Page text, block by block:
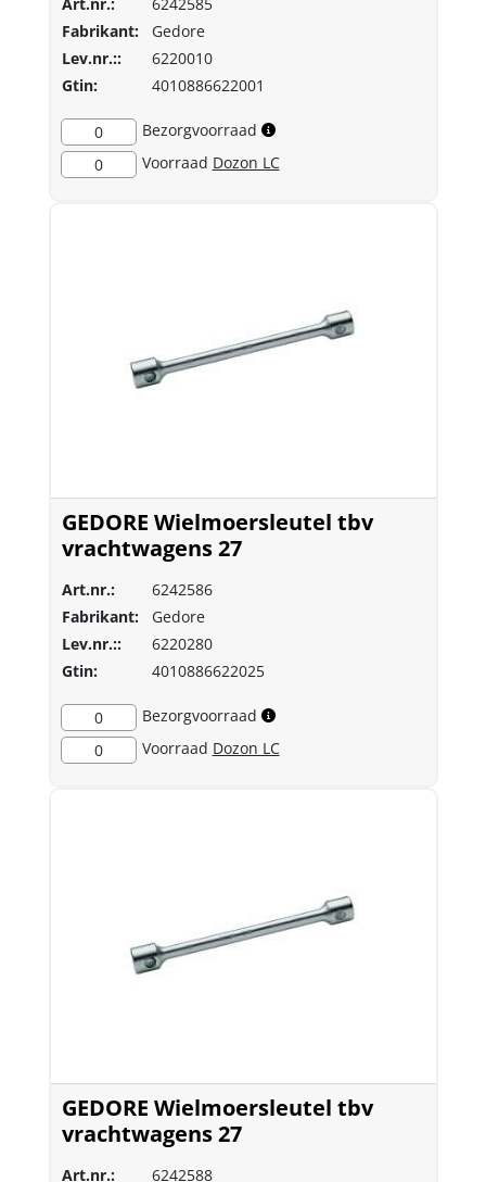
Fabrikant:
Gedore
Lev.nr.::
6220010
Gtin:
4010886622001
0
Bezorgvoorraad
0
Voorraad Dozon LC
GEDORE Wielmoersleutel tbv
vrachtwagens 27
Art.nr.:
6242586
Fabrikant:
Gedore
Lev.nr.::
6220280
Gtin:
4010886622025
0
Bezorgvoorraad
0
Voorraad Dozon LC
GEDORE Wielmoersleutel tbv
vrachtwagens 27
Art.nr.: 6242588